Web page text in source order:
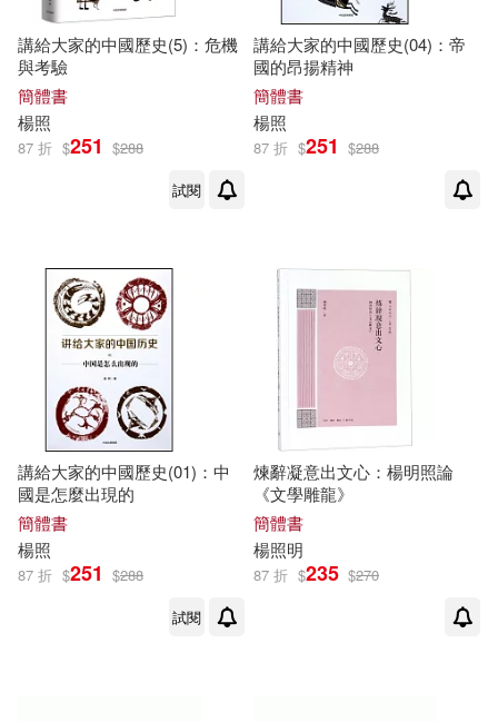
講給大家的中國歷史(5)：危機
與考驗
簡體書
楊照
87 折 $251 $288
試閱
講給大家的中國歷史(04)：帝
國的昂揚精神
簡體書
楊照
87 折 $251 $288
講給大家的中國歷史(01)：中
國是怎麼出現的
簡體書
楊照
87 折 $251 $288
試閱
煉辭凝意出文心：楊明照論
《文學雕龍》
簡體書
楊照明
87 折 $235 $270